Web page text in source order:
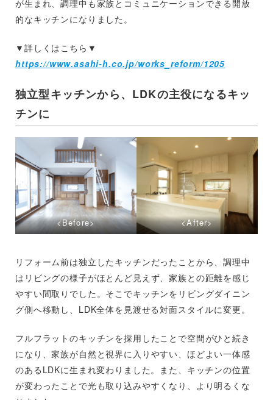
が生まれ、調理中も家族とコミュニケーションできる開放
的なキッチンになりました。
▼詳しくはこちら▼
https://www.asahi-h.co.jp/works_reform/1205
独立型キッチンから、LDKの主役になるキッ
チンに
<Before> <After>
リフォーム前は独立したキッチンだったことから、調理中
はリビングの様子がほとんど見えず、家族との距離を感じ
やすい間取りでした。そこでキッチンをリビングダイニン
グ側へ移動し、LDK全体を見渡せる対面スタイルに変更。
フルフラットのキッチンを採用したことで空間がひと続き
になり、家族が自然と視界に入りやすい、ほどよい一体感
のあるLDKに生まれ変わりました。また、キッチンの位置
が変わったことで光も取り込みやすくなり、より明るくな